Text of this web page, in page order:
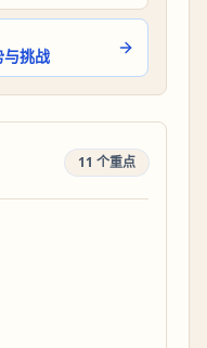
挑战
11 个重点